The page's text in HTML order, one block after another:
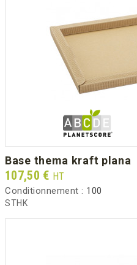
base thema kraft plana
Prix
107,50 € HT
Conditionnement : 100
STHK